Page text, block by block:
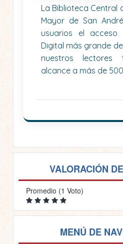
La Biblioteca Central
Mayor de San
usuarios el
Digital más grande
nuestros
alcance a más de
VALORACIÓN
Promedio (1 Voto)
MENÚ DE